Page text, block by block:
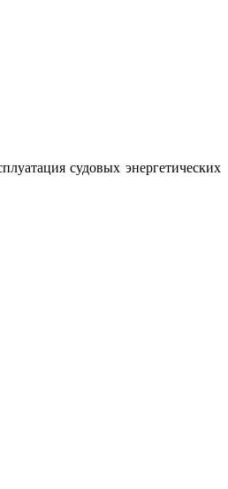
судовых энергетических